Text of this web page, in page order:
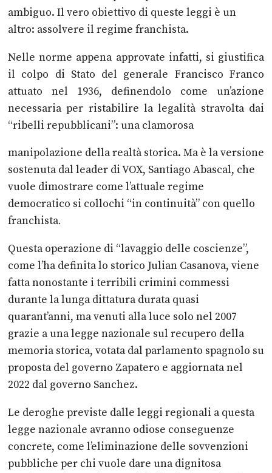
ambiguo. Il vero obiettivo di queste leggi è un
altro: assolvere il regime franchista.
Nelle norme appena approvate infatti, si giustifica
il colpo di Stato del generale Francisco Franco
attuato nel 1936, definendolo come un’azione
necessaria per ristabilire la legalità stravolta dai
“ribelli repubblicani”: una clamorosa
manipolazione della realtà storica. Ma è la versione
sostenuta dal leader diVOX, Santiago Abascal, che
vuole dimostrare come l’attuale regime
democratico si collochi “in continuità” con quello
franchista.
Questa operazione di “lavaggio delle coscienze”,
come l’ha definita lo storico Julian Casanova, viene
fatta nonostante i terribili crimini commessi
durante lalunga dittatura durata quasi
quarant’anni, ma venuti alla luce solo nel 2007
grazie a una legge nazionale sul recupero della
memoria storica, votata dal parlamento spagnolo su
proposta del governo Zapatero e aggiornata nel
2022 dal governo Sanchez.
Le deroghe previste dalle leggi regionali a questa
legge nazionale avranno odiose conseguenze
concrete, come l’eliminazione delle sovvenzioni
pubbliche per chi vuole dare una dignitosa